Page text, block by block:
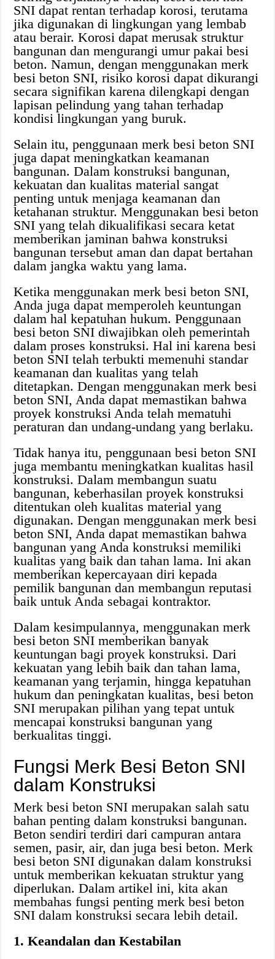
SNI dapat rentan terhadap korosi, terutama
jika digunakan di lingkungan yang lembab
atau berair. Korosi dapat merusak struktur
bangunan dan mengurangi umur pakai besi
beton. Namun, dengan menggunakan merk
besi beton SNI, risiko korosi dapat dikurangi
secara signifikan karena dilengkapi dengan
lapisan pelindung yang tahan terhadap
kondisi lingkungan yang buruk.
Selain itu, penggunaan merk besi beton SNI
juga dapat meningkatkan keamanan
bangunan. Dalam konstruksi bangunan,
kekuatan dan kualitas material sangat
penting untuk menjaga keamanan dan
ketahanan struktur. Menggunakan besi beton
SNI yang telah dikualifikasi secara ketat
memberikan jaminan bahwa konstruksi
bangunan tersebut aman dan dapat bertahan
dalam jangka waktu yang lama.
Ketika menggunakan merk besi beton SNI,
Anda juga dapat memperoleh keuntungan
dalam hal kepatuhan hukum. Penggunaan
besi beton SNI diwajibkan oleh pemerintah
dalam proses konstruksi. Hal ini karena besi
beton SNI telah terbukti memenuhi standar
keamanan dan kualitas yang telah
ditetapkan. Dengan menggunakan merk besi
beton SNI, Anda dapat memastikan bahwa
proyek konstruksi Anda telah mematuhi
peraturan dan undang-undang yang berlaku.
Tidak hanya itu, penggunaan besi beton SNI
juga membantu meningkatkan kualitas hasil
konstruksi. Dalam membangun suatu
bangunan, keberhasilan proyek konstruksi
ditentukan oleh kualitas material yang
digunakan. Dengan menggunakan merk besi
beton SNI, Anda dapat memastikan bahwa
bangunan yang Anda konstruksi memiliki
kualitas yang baik dan tahan lama. Ini akan
memberikan kepercayaan diri kepada
pemilik bangunan dan membangun reputasi
baik untuk Anda sebagai kontraktor.
Dalam kesimpulannya, menggunakan merk
besi beton SNI memberikan banyak
keuntungan bagi proyek konstruksi. Dari
kekuatan yang lebih baik dan tahan lama,
keamanan yang terjamin, hingga kepatuhan
hukum dan peningkatan kualitas, besi beton
SNI merupakan pilihan yang tepat untuk
mencapai konstruksi bangunan yang
berkualitas tinggi.
Fungsi Merk Besi Beton SNI
dalam Konstruksi
Merk besi beton SNI merupakan salah satu
bahan penting dalam konstruksi bangunan.
Beton sendiri terdiri dari campuran antara
semen, pasir, air, dan juga besi beton. Merk
besi beton SNI digunakan dalam konstruksi
untuk memberikan kekuatan struktur yang
diperlukan. Dalam artikel ini, kita akan
membahas fungsi penting merk besi beton
SNI dalam konstruksi secara lebih detail.
1. Keandalan dan Kestabilan